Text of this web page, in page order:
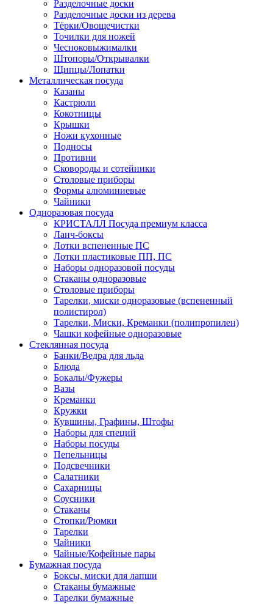
Разделочные доски
Разделочные доски из дерева
Тёрки/Овощечистки
Точилки для ножей
Чесноковыжималки
Штопоры/Открывалки
Щипцы/Лопатки
Металлическая посуда
Казаны
Кастрюли
Кокотницы
Крышки
Ножи кухонные
Подносы
Противни
Сковороды и сотейники
Столовые приборы
Формы алюминиевые
Чайники
Одноразовая посуда
КРИСТАЛЛ Посуда премиум класса
Ланч-боксы
Лотки вспененные ПС
Лотки пластиковые ПП, ПС
Наборы одноразовой посуды
Стаканы одноразовые
Столовые приборы
Тарелки, миски одноразовые (вспененный
полистирол)
Тарелки, Миски, Креманки (полипропилен)
Чашки кофейные одноразовые
Стеклянная посуда
Банки/Ведра для льда
Блюда
Бокалы/Фужеры
Вазы
Креманки
Кружки
Кувшины, Графины, Штофы
Наборы для специй
Наборы посуды
Пепельницы
Подсвечники
Салатники
Сахарницы
Соусники
Стаканы
Стопки/Рюмки
Тарелки
Чайники
Чайные/Кофейные пары
Бумажная посуда
Боксы, миски для лапши
Стаканы бумажные
Тарелки бумажные